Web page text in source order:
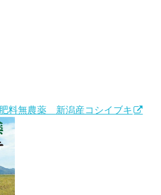
料無農薬 新潟産コシイブキ